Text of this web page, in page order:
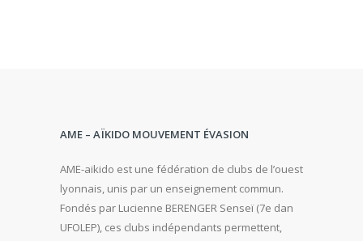
AME – AÏKIDO MOUVEMENT ÉVASION
AME-aikido est une fédération de clubs de l’ouest
lyonnais, unis par un enseignement commun.
Fondés par Lucienne BERENGER Senseï (7e dan
UFOLEP), ces clubs indépendants permettent,